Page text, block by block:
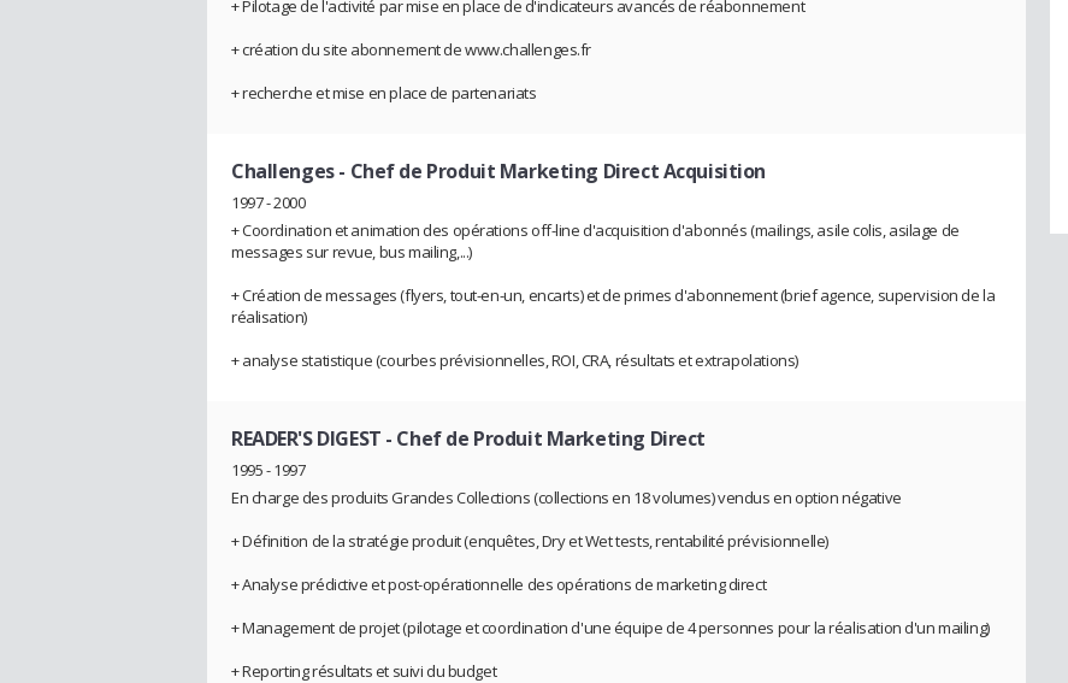
+ Pilotage de l'activité par mise en place de d'indicateurs avancés de réabonnement
+ création du site abonnement de www.challenges.fr
+ recherche et mise en place de partenariats
Challenges- Chef de Produit Marketing Direct Acquisition
1997 - 2000
+ Coordination et animation des opérations off-line d'acquisition d'abonnés (mailings, asile colis, asilage de
messages sur revue, bus mailing,...)
+ Création de messages (flyers, tout-en-un, encarts) et de primes d'abonnement (brief agence, supervision de la
réalisation)
+ analyse statistique (courbes prévisionnelles, ROI, CRA, résultats et extrapolations)
READER'S DIGEST - Chef de Produit Marketing Direct
1995 - 1997
En charge des produits Grandes Collections (collections en 18 volumes) vendus en option négative
+ Définition de la stratégie produit (enquêtes, Dry et Wet tests, rentabilité prévisionnelle)
+ Analyse prédictive et post-opérationnelle des opérations de marketing direct
+ Management de projet (pilotage et coordination d'une équipe de 4 personnes pour la réalisation d'un mailing)
+ Reporting résultats et suivi du budget